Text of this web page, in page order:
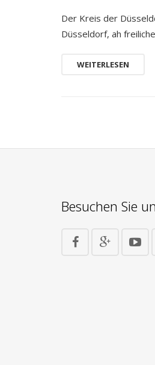
Der Kreis der
Düsseldorf, ah
WEITERLESEN
Besuchen Sie